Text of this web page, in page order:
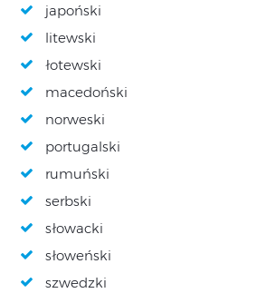
japoński
litewski
łotewski
macedoński
norweski
portugalski
rumuński
serbski
słowacki
słoweński
szwedzki